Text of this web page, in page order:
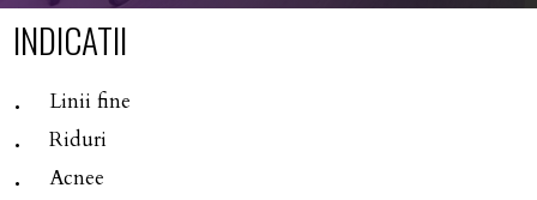
INDICATII
Linii fine
Riduri
Acnee